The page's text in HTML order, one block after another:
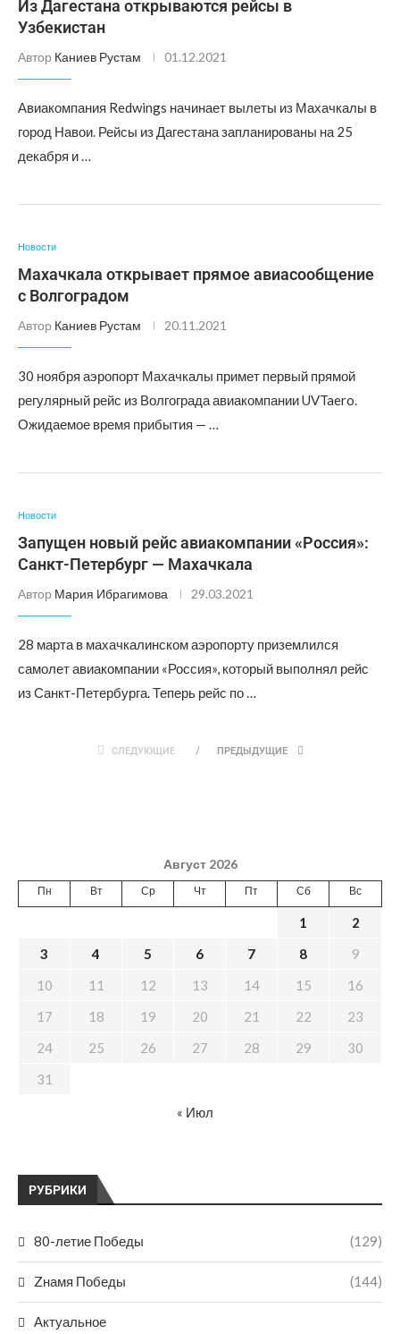
Из Дагестана открываются рейсы в
Узбекистан
Автор Каниев Рустам 01.12.2021
Авиакомпания Redwings начинает вылеты из Махачкалы в
город Навои. Рейсы из Дагестана запланированы на 25
декабря и …
Новости
Махачкала открывает прямое авиасообщение
с Волгоградом
Автор Каниев Рустам 20.11.2021
30 ноября аэропорт Махачкалы примет первый прямой
регулярный рейс из Волгограда авиакомпании UVTaero.
Ожидаемое время прибытия — …
Новости
Запущен новый рейс авиакомпании «Россия»:
Санкт-Петербург — Махачкала
Автор Мария Ибрагимова 29.03.2021
28 марта в махачкалинском аэропорту приземлился
самолет авиакомпании «Россия», который выполнял рейс
из Санкт-Петербурга. Теперь рейс по …
СЛЕДУЮЩИЕ ПРЕДЫДУЩИЕ
РУБРИКИ
80-летие Победы (129)
Zнамя Победы (144)
Актуальное
Август 2026
Пн Вт Ср Чт Пт Сб Вс
1
2
3
4 5 6 7 8
9
10
11 12 13 14 15
16
17
18 19 20 21 22
23
24
25 26 27 28 29
30
31
« Июл